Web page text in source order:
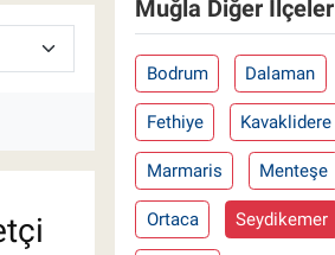
Muğla Diğer İlçeler
Bodrum Dalaman
Fethiye Kavaklidere
Marmaris Menteşe
Ortaca Seydikemer